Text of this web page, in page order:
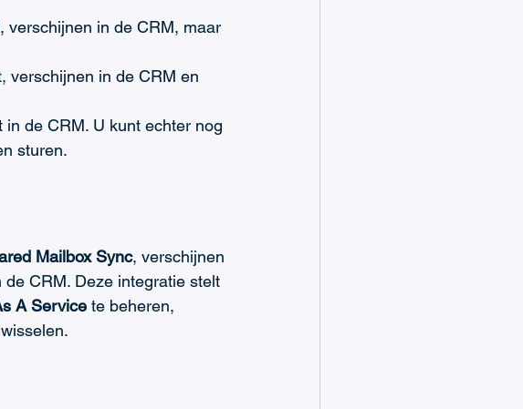
verschijnen in de CRM, maar
verschijnen in de CRM en
de CRM. U kunt echter nog
sturen.
Mailbox Sync, verschijnen
CRM. Deze integratie stelt
A Service te beheren,